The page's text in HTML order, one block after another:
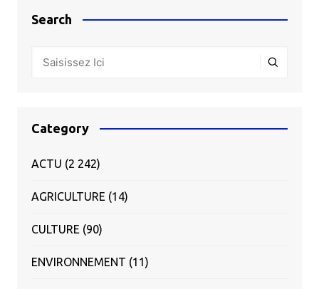
Search
Category
ACTU (2 242)
AGRICULTURE (14)
CULTURE (90)
ENVIRONNEMENT (11)